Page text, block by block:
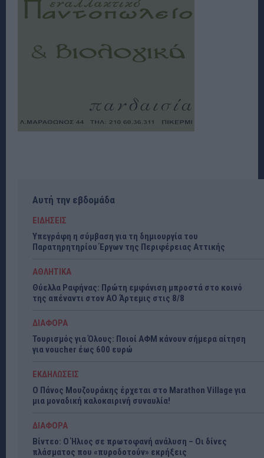
Αυτή την εβδομάδα
ΕΙΔΗΣΕΙΣ
Υπεγράφη η σύμβαση για τη δημιουργία του
Παρατηρητηρίου Έργων της Περιφέρειας Αττικής
ΑΘΛΗΤΙΚΑ
Θύελλα Ραφήνας: Πρώτη εμφάνιση μπροστά στο κοινό
της απέναντι στον ΑΟ Άρτεμις στις 8/8
ΔΙΑΦΟΡΑ
Τουρισμός για Όλους: Ποιοί ΑΦΜ κάνουν σήμερα αίτηση
για voucher έως 600 ευρώ
ΕΚΔΗΛΩΣΕΙΣ
Ο Πάνος Μουζουράκης έρχεται στο Marathon Village για
μια μοναδική καλοκαιρινή συναυλία!
ΔΙΑΦΟΡΑ
Βίντεο: Ο Ήλιος σε πρωτοφανή ανάλυση – Οι δίνες
πλάσματος που «πυροδοτούν» εκρήξεις